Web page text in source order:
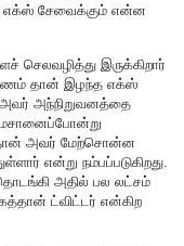
எக்ஸ் சேவைக்கும் என்ன
செலவழித்து இருக்கிறார்
தான் இழந்த எக்ஸ்
அவர் அந்நிறுவனத்தை
அவர் மேற்சொன்ன
என்று நம்பப்படுகிறது.
அதில் பல லட்சம்
ட்விட்டர் என்கிற